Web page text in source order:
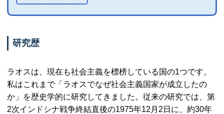
研究歴
ラオスは、現在も社会主義を標榜している国の1つです。
私はこれまで「ラオスでなぜ社会主義国家が成立したの
か」を歴史学的に研究してきました。従来の研究では、第
2次インドシナ戦争終結直後の1975年12月2日に、約30年